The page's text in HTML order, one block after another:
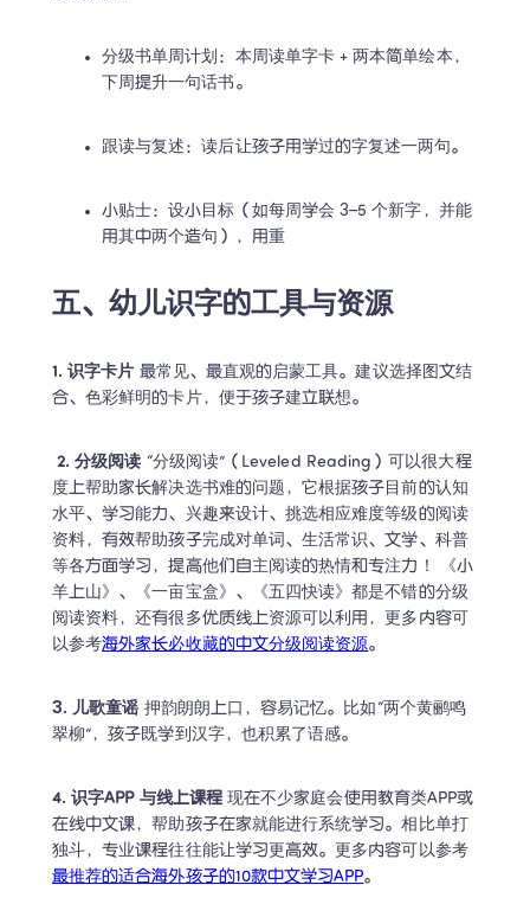
分级书单周计划：本周读单字卡 + 两本简单绘本，
下周提升一句话书。
跟读与复述：读后让孩子用学过的字复述一两句。
小贴士：设小目标（如每周学会 3–5 个新字，并能
用其中两个造句），用重
五、幼儿识字的工具与资源
1. 识字卡片 最常见、最直观的启蒙工具。建议选择图文结
合、色彩鲜明的卡片，便于孩子建立联想。
2. 分级阅读 “分级阅读”（Leveled Reading）可以很大程
度上帮助家长解决选书难的问题，它根据孩子目前的认知
水平、学习能力、兴趣来设计、挑选相应难度等级的阅读
资料，有效帮助孩子完成对单词、生活常识、文学、科普
等各方面学习，提高他们自主阅读的热情和专注力！ 《小
羊上山》、《一亩宝盒》、《五四快读》都是不错的分级
阅读资料，还有很多优质线上资源可以利用，更多内容可
以参考海外家长必收藏的中文分级阅读资源。
3. 儿歌童谣 押韵朗朗上口，容易记忆。比如“两个黄鹂鸣
翠柳”，孩子既学到汉字，也积累了语感。
4. 识字APP 与线上课程 现在不少家庭会使用教育类APP或
在线中文课，帮助孩子在家就能进行系统学习。相比单打
独斗，专业课程往往能让学习更高效。更多内容可以参考
最推荐的适合海外孩子的10款中文学习APP。